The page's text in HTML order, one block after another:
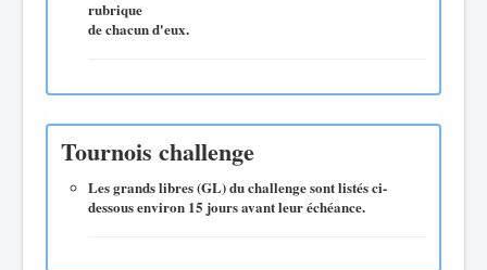
rubrique
de chacun d'eux.
Tournois challenge
Les grands libres (GL) du challenge sont listés ci-
dessous environ 15 jours avant leur échéance.